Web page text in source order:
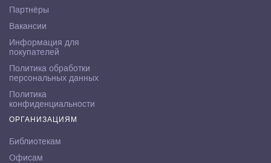
Партнёры
Вакансии
Информация для
покупателей
Политика обработки
персональных данных
Политика
конфиденциальности
ОРГАНИЗАЦИЯМ
Библиотекам
Офисам